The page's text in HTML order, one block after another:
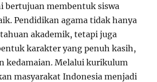
bertujuan membentuk siswa
Pendidikan agama tidak hanya
akademik, tetapi juga
karakter yang penuh kasih,
kedamaian. Melalui kurikulum
masyarakat Indonesia menjadi